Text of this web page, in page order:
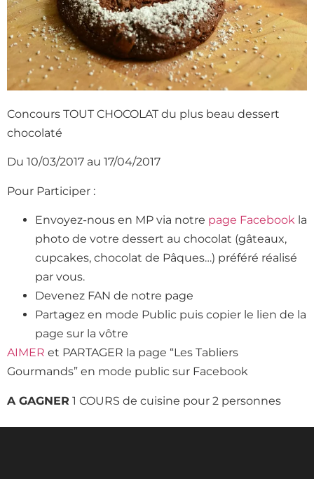
Concours TOUT CHOCOLAT du plus beau dessert
chocolaté
Du 10/03/2017 au 17/04/2017
Pour Participer :
Envoyez-nous en MP via notre page Facebook la
photo de votre dessert au chocolat (gâteaux,
cupcakes, chocolat de Pâques…) préféré réalisé
par vous.
Devenez FAN de notre page
Partagez en mode Public puis copier le lien de la
page sur la vôtre
AIMER et PARTAGER la page “Les Tabliers
Gourmands” en mode public sur Facebook
A GAGNER 1 COURS de cuisine pour 2 personnes